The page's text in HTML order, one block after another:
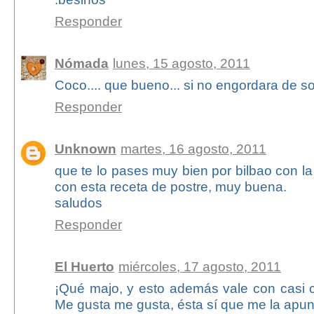
Responder
Nómada lunes, 15 agosto, 2011
Coco.... que bueno... si no engordara de
Responder
Unknown martes, 16 agosto, 2011
que te lo pases muy bien por bilbao con
con esta receta de postre, muy buena.
saludos
Responder
El Huerto miércoles, 17 agosto, 2011
¡Qué majo, y esto además vale con casi
Me gusta me gusta, ésta sí que me la